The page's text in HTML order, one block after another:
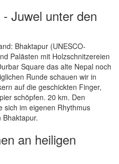
Juwel unter den
Bhaktapur (UNESCO-
Palästen mit Holzschnitzereien
Square das alte Nepal noch
Runde schauen wir in
auf die geschickten Finger,
schöpfen. 20 km. Den
sich im eigenen Rhythmus
an heiligen